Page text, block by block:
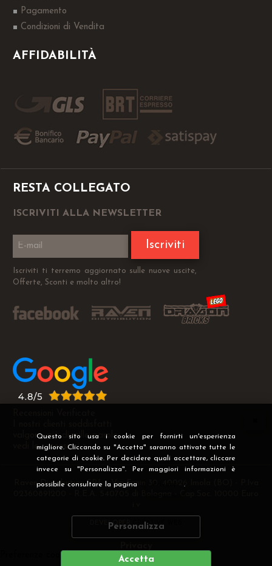
Questo sito usa i cookie per fornirti un'esperienza
migliore. Cliccando su "Accetta" saranno attivate tutte le
categorie di cookie. Per decidere quali accettare, cliccare
invece su "Personalizza". Per maggiori informazioni è
possibile consultare la pagina .
Personalizza
Accetta
Pagamento
Condizioni di Vendita
AFFIDABILITÀ
RESTA COLLEGATO
ISCRIVITI ALLA NEWSLETTER
Iscriviti
Iscriviti ti terremo aggiornato sulle nuove uscite,
Offerte, Sconti e molto altro!
valgono più di mille parole
vedi le recensioni >
Raven Distribution SRL - Via Fanin 30, 40026 Imola (BO) - P.Iva
DEVELOPER CREATIVE WEB